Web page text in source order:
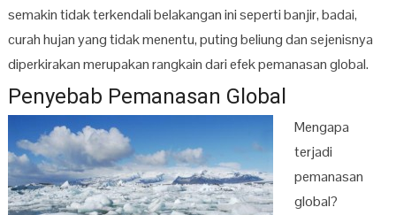
semakin tidak terkendali belakangan ini seperti banjir, badai,
curah hujan yang tidak menentu, puting beliung dan sejenisnya
diperkirakan merupakan rangkain dari efek pemanasan global.
Penyebab Pemanasan Global
Mengapa
terjadi
pemanasan
global?